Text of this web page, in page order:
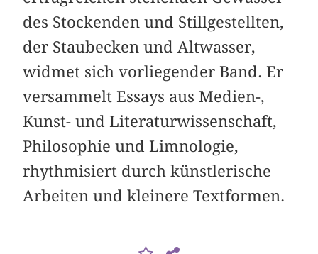
des Stockenden und Stillgestellten,
der Staubecken und Altwasser,
widmet sich vorliegender Band. Er
versammelt Essays aus Medien-,
Kunst- und Literaturwissenschaft,
Philosophie und Limnologie,
rhythmisiert durch künstlerische
Arbeiten und kleinere Textformen.